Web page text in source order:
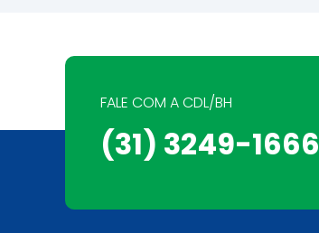
FALE COM A CDL/BH
(31) 3249-1666